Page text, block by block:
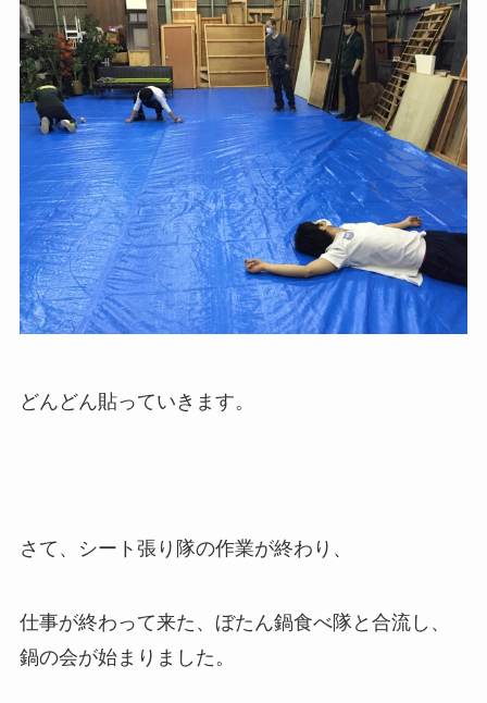
どんどん貼っていきます。
さて、シート張り隊の作業が終わり、
仕事が終わって来た、ぼたん鍋食べ隊と合流し、
鍋の会が始まりました。